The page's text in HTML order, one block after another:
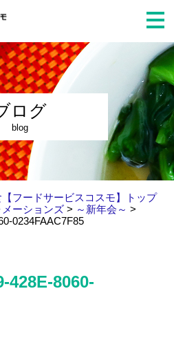
ログ
blog
フードサービスコスモ】トップ
ーションズ> ～新年会～ >
0234FAAC7F85
428E-8060-